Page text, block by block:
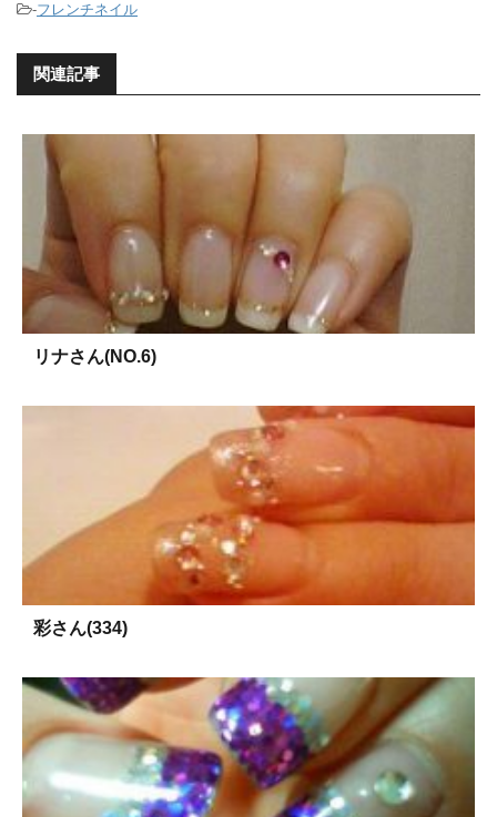
-フレンチネイル
関連記事
リナさん(NO.6)
彩さん(334)